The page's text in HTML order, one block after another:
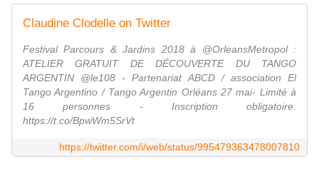
Claudine Clodelle on Twitter
Festival Parcours & Jardins 2018 à @OrleansMetropol :
ATELIER GRATUIT DE DÉCOUVERTE DU TANGO
ARGENTIN @le108 - Partenariat ABCD / association El
Tango Argentino / Tango Argentin Orléans 27 mai- Limité à
16 personnes - Inscription obligatoire.
https://t.co/BpwWm5SrVt
https://twitter.com/i/web/status/995479363478007810